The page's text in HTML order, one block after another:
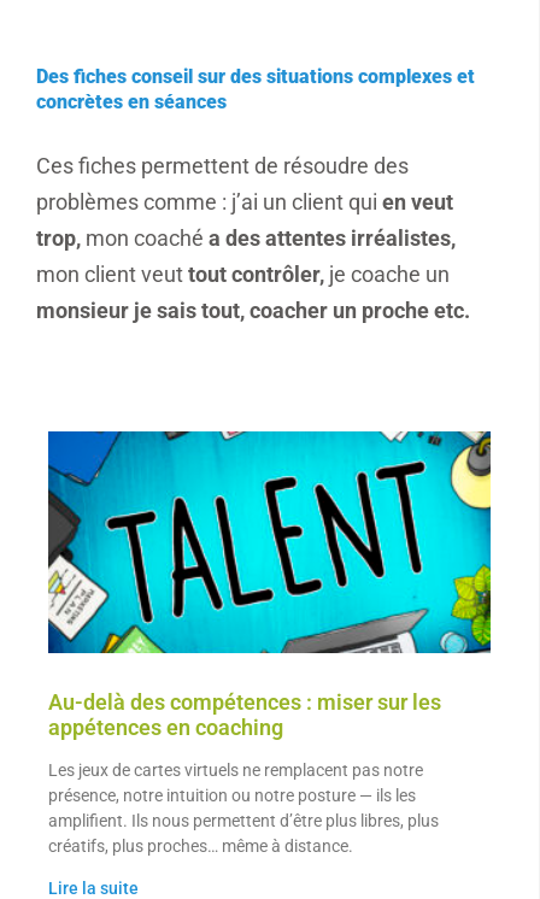
Des fiches conseil sur des situations complexes et
concrètes en séances
Ces fiches permettent de résoudre des
problèmes comme : j’ai un client qui en veut
trop, mon coaché a des attentes irréalistes,
mon client veut tout contrôler, je coache un
monsieur je sais tout, coacher un proche etc.
Au-delà des compétences : miser sur les
appétences en coaching
Les jeux de cartes virtuels ne remplacent pas notre
présence, notre intuition ou notre posture — ils les
amplifient. Ils nous permettent d’être plus libres, plus
créatifs, plus proches… même à distance.
Lire la suite